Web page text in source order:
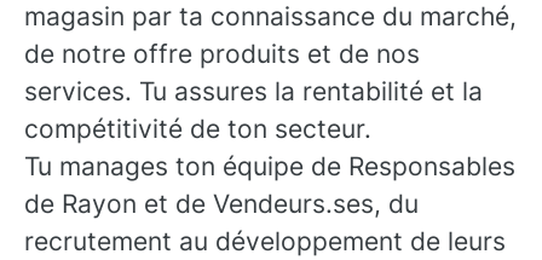
magasin par ta connaissance du marché,
de notre offre produits et de nos
services. Tu assures la rentabilité et la
compétitivité de ton secteur.
Tu manages ton équipe de Responsables
de Rayon et de Vendeurs.ses, du
recrutement au développement de leurs